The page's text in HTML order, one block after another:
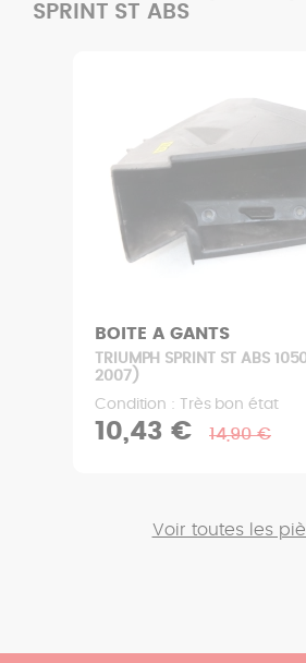
SPRINT ST ABS
BOITE A GANTS
TRIUMPH SPRINT ST ABS
2007)
Condition : Très bon état
10,43 € 14,90 €
Voir toutes les